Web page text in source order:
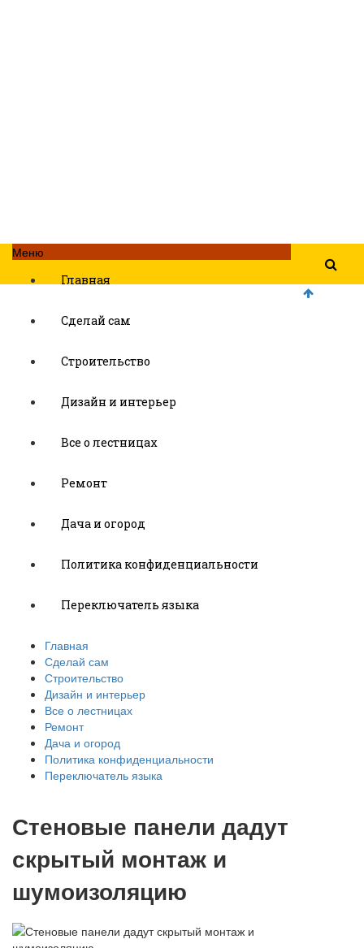
Меню
Главная
Сделай сам
Строительство
Дизайн и интерьер
Все о лестницах
Ремонт
Дача и огород
Политика конфиденциальности
Переключатель языка
Главная
Сделай сам
Строительство
Дизайн и интерьер
Все о лестницах
Ремонт
Дача и огород
Политика конфиденциальности
Переключатель языка
Стеновые панели дадут
скрытый монтаж и
шумоизоляцию